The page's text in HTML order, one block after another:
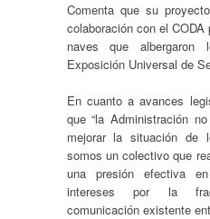
Comenta que su
colaboración con el
naves que
Exposición Universal de
En cuanto a avances
que “la Administración
mejorar la situación de
somos un colectivo que
una presión efectiva
intereses por la
comunicación existente